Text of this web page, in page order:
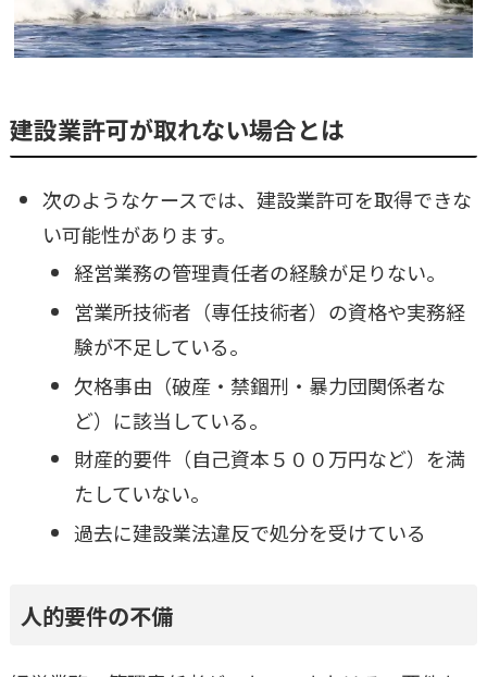
建設業許可が取れない場合とは
次のようなケースでは、建設業許可を取得できな
い可能性があります。
経営業務の管理責任者の経験が足りない。
営業所技術者（専任技術者）の資格や実務経
験が不足している。
欠格事由（破産・禁錮刑・暴力団関係者な
ど）に該当している。
財産的要件（自己資本５００万円など）を満
たしていない。
過去に建設業法違反で処分を受けている
人的要件の不備